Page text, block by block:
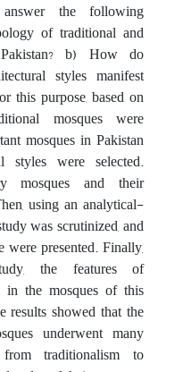
the following
of traditional and
b) How do
styles manifest
this purpose, based on
mosques were
mosques in Pakistan
styles were selected.
mosques and their
using an analytical-
was scrutinized, and
presented. Finally,
the features of
in the mosques of this
results showed that the
underwent many
traditionalism to